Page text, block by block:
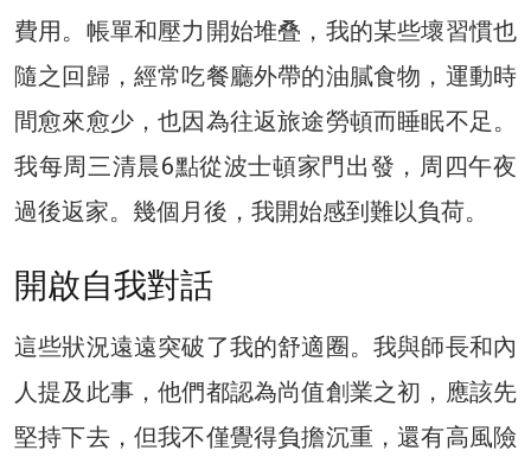
費用。帳單和壓力開始堆叠，我的某些壞習慣也
隨之回歸，經常吃餐廳外帶的油膩食物，運動時
間愈來愈少，也因為往返旅途勞頓而睡眠不足。
我每周三清晨6點從波士頓家門出發，周四午夜
過後返家。幾個月後，我開始感到難以負荷。
開啟自我對話
這些狀況遠遠突破了我的舒適圈。我與師長和內
人提及此事，他們都認為尚值創業之初，應該先
堅持下去，但我不僅覺得負擔沉重，還有高風險